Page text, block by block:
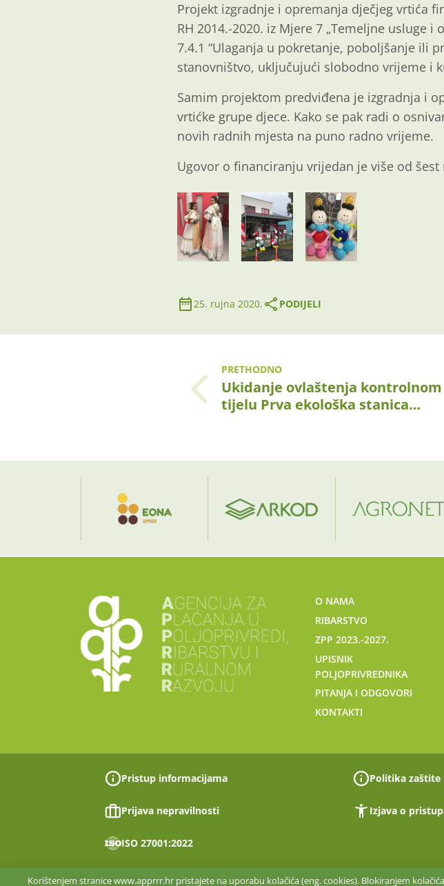
Projekt izgradnje i opremanja dječjeg vrtića
RH 2014.-2020. iz Mjere 7 „Temeljne usluge
7.4.1 “Ulaganja u pokretanje, poboljšanje ili
stanovništvo, uključujući slobodno vrijeme i
Samim projektom predviđena je izgradnja i
vrtićke grupe djece. Kako se pak radi o
novih radnih mjesta na puno radno vrijeme.
Ugovor o financiranju vrijedan je više od
25. rujna 2020. PODIJELI
PRETHODNO
Ukidanje ovlaštenja kontrolnom
tijelu Prva ekološka stanica…
O NAMA
RIBARSTVO
ZPP 2023.-2027.
UPISNIK
POLJOPRIVREDNIKA
PITANJA I ODGOVORI
KONTAKTI
Pristup informacijama Politika
Prijava nepravilnosti Izjava o
ISO 27001:2022
Korištenjem stranice www.apprrr.hr pristajete na uporabu kolačića (eng. cookies). Blokiranjem